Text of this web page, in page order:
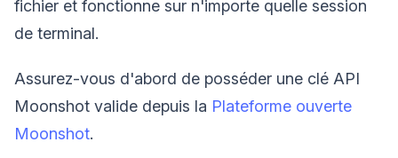
fichier et fonctionne sur n'importe quelle session
de terminal.
Assurez-vous d'abord de posséder une clé API
Moonshot valide depuis la Plateforme ouverte
Moonshot.